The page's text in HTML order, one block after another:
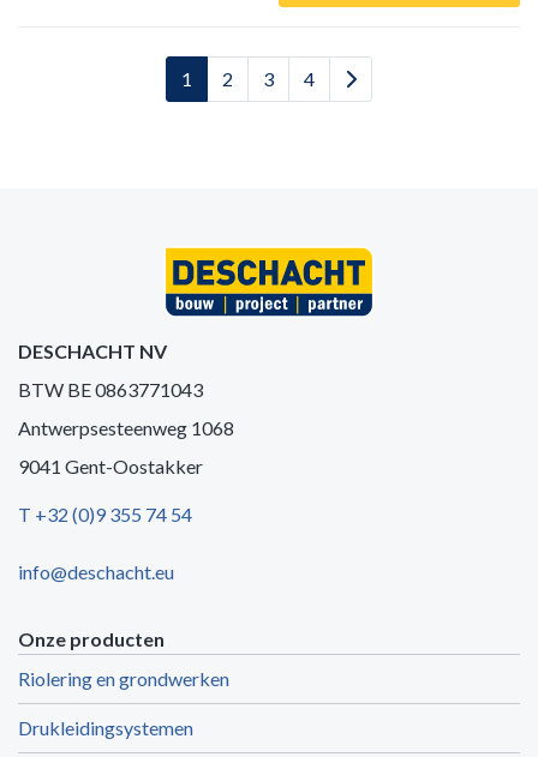
1 2 3 4
DESCHACHT NV
BTW BE 0863771043
Antwerpsesteenweg 1068
9041 Gent-Oostakker
T +32 (0)9 355 74 54
info@deschacht.eu
Onze producten
Riolering en grondwerken
Drukleidingsystemen